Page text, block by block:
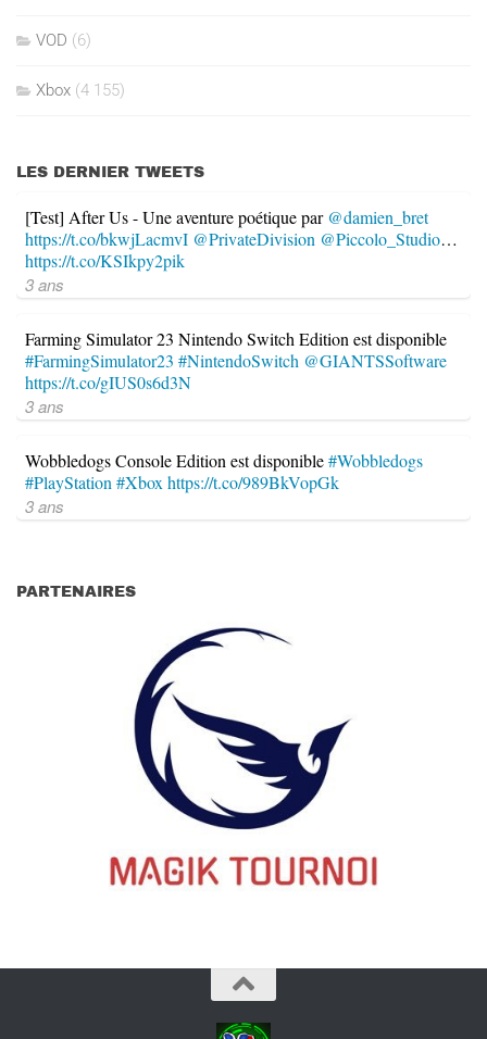
VOD (6)
Xbox (4 155)
LES DERNIER TWEETS
[Test] After Us - Une aventure poétique par @damien_bret
https://t.co/bkwjLacmvI @PrivateDivision @Piccolo_Studio…
https://t.co/KSIkpy2pik
3 ans
Farming Simulator 23 Nintendo Switch Edition est disponible
#FarmingSimulator23 #NintendoSwitch @GIANTSSoftware
https://t.co/gIUS0s6d3N
3 ans
Wobbledogs Console Edition est disponible#Wobbledogs
#PlayStation#Xboxhttps://t.co/989BkVopGk
3 ans
PARTENAIRES